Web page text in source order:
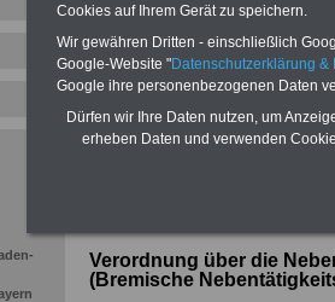
Verordnung über die
(Bremische
Cookies auf Ihrem Gerät zu speichern.
Wir gewähren Dritten - einschließlich
Google-Website "Datenschutzerklärung
Google ihre personenbezogenen Daten
Dürfen wir Ihre Daten nutzen, um
erheben Daten und verwenden